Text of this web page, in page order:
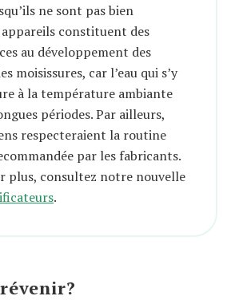
ne sont pas bien
constituent des
au développement des
moisissures, car l’eau qui s’y
à la température ambiante
périodes. Par ailleurs,
respecteraient la routine
par les fabricants.
plus, consultez notre nouvelle
.